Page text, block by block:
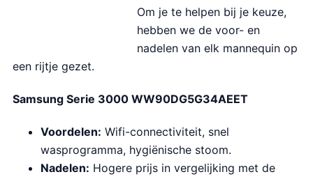
Om je te helpen bij je keuze,
hebben we de voor- en
nadelen van elk mannequin op
een rijtje gezet.
Samsung Serie 3000 WW90DG5G34AEET
Voordelen: Wifi-connectiviteit, snel
wasprogramma, hygiënische stoom.
Nadelen: Hogere prijs in vergelijking met de